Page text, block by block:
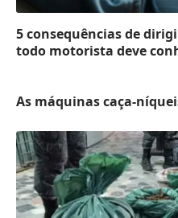
5 consequências de
todo motorista deve
As máquinas caça-